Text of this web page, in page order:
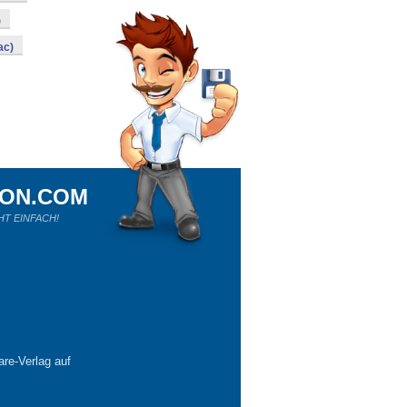
EINFACH!
Verlag auf